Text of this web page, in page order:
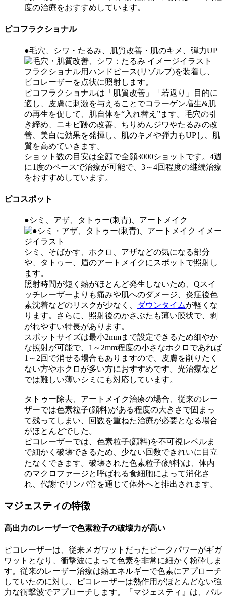
度の治療をおすすめしています。
ピコフラクショナル
●毛穴、シワ・たるみ、肌質改善・肌のキメ、弾力UP
フラクショナル用ハンドピース(リゾルブ)を装着し、
ピコレーザーを点状に照射します。
ピコフラクショナルは 「肌質改善」「若返り」目的に
適し、皮膚に刺激を与えることでコラーゲン増生&肌
の再生を促して、肌自体を“入れ替え”ます。 毛穴の引
き締め、ニキビ跡の改善、ちりめんジワやたるみの改
善、美白に効果を発揮し、肌のキメや弾力もUPし、肌
質を高めていきます。
ショット数の目安は全顔で全顔3000ショットです。4週
に1度のペースで治療が可能で、3～4回程度の継続治療
をおすすめしています。
ピコスポット
●シミ、アザ、タトゥー(刺青)、アートメイク
シミ、そばかす、ホクロ、アザなどの気になる部分
や、タトゥー、眉のアートメイクにスポットで照射し
ます。
照射時間が短く熱がほとんど発生しないため、Qスイ
ッチレーザーよりも痛みや肌へのダメージ、炎症後色
素沈着などのリスクが少なく、
ダウンタイムが軽く な
ります。さらに、照射後のかさぶたも薄い膜状で、剥
がれやすい特長があります。
スポットサイズは最小2mmまで設定できるため細やか
な照射が可能で、1～2mm程度の小さなホクロであれば
1～2回で消せる場合もありますので、皮膚を削りたく
ない方やホクロが多い方におすすめです。光治療など
では難しい薄いシミにも対応しています。
タトゥー除去、アートメイク治療の場合、従来のレー
ザーでは色素粒子(顔料)がある程度の大きさで固まっ
て残ってしまい、回数を重ねた治療が必要となる場合
がほとんどでした。
ピコレーザーでは、色素粒子(顔料)を不可視レベルま
で細かく破壊できるため、少ない回数できれいに目立
たなくできます。破壊された色素粒子(顔料)は、体内
のマクロファージと呼ばれる食細胞によって消化さ
れ、代謝でリンパ管を通じて体外へと排出されます。
マジェスティの特徴
高出力のレーザーで色素粒子の破壊力が高い
ピコレーザーは、従来メガワットだったピークパワーがギガ
ワットとなり、衝撃波によって色素を非常に細かく粉砕しま
す。従来のレーザー治療は熱エネルギーで色素にアプローチ
していたのに対し、ピコレーザーは熱作用がほとんどない強
力な衝撃波でアプローチします。『マジェスティ』は、パル